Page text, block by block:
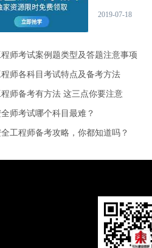
2019-07-18
师考试案例题类型及答题注意事项
师各科目考试特点及备考方法
师备考有方法 这三点你要注意
师考试哪个科目最难？
工程师备考攻略，你都知道吗？